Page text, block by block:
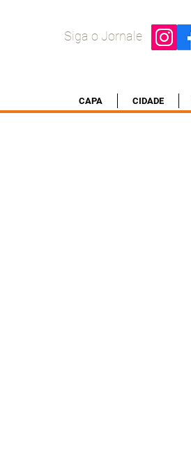
Siga o Jornale
CAPA CIDADE